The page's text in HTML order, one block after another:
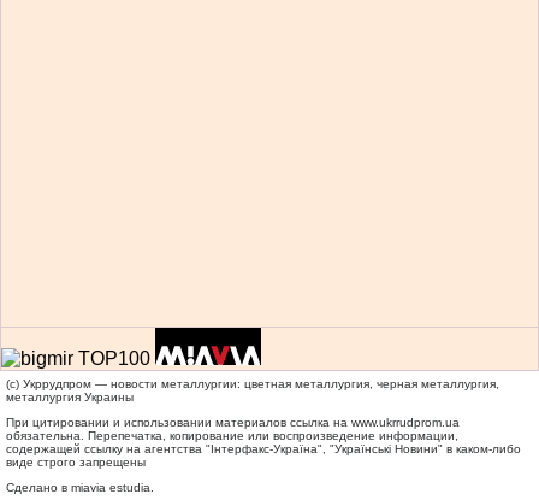
(c) Укррудпром — новости металлургии: цветная металлургия, черная металлургия,
металлургия Украины
При цитировании и использовании материалов ссылка на www.ukrrudprom.ua
обязательна. Перепечатка, копирование или воспроизведение информации,
содержащей ссылку на агентства "Iнтерфакс-Україна", "Українськi Новини" в каком-либо
виде строго запрещены
Сделано в miavia estudia.